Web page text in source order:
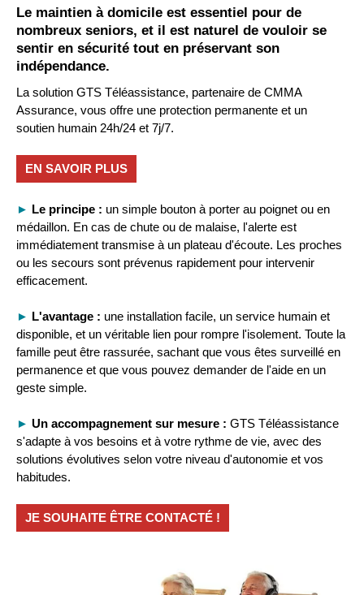
Le maintien à domicile est essentiel pour de
nombreux seniors, et il est naturel de vouloir se
sentir en sécurité tout en préservant son
indépendance.
La solution GTS Téléassistance, partenaire de CMMA
Assurance, vous offre une protection permanente et un
soutien humain 24h/24 et 7j/7.
EN SAVOIR PLUS
► Le principe : un simple bouton à porter au poignet ou en
médaillon. En cas de chute ou de malaise, l'alerte est
immédiatement transmise à un plateau d'écoute. Les proches
ou les secours sont prévenus rapidement pour intervenir
efficacement.
► L'avantage : une installation facile, un service humain et
disponible, et un véritable lien pour rompre l'isolement. Toute la
famille peut être rassurée, sachant que vous êtes surveillé en
permanence et que vous pouvez demander de l'aide en un
geste simple.
► Un accompagnement sur mesure : GTS Téléassistance
s'adapte à vos besoins et à votre rythme de vie, avec des
solutions évolutives selon votre niveau d'autonomie et vos
habitudes.
JE SOUHAITE ÊTRE CONTACTÉ !